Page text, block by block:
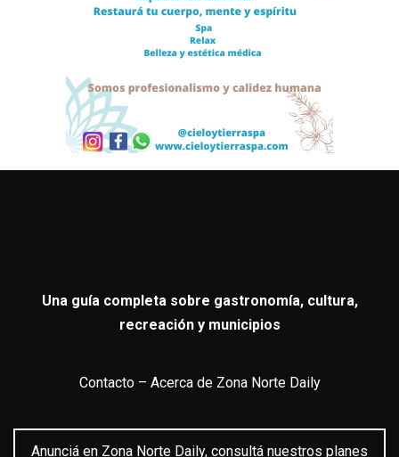
Una guía completa sobre gastronomía, cultura,
recreación y municipios
Contacto– Acerca de Zona Norte Daily
Anunciá en Zona Norte Daily, consultá nuestros planes